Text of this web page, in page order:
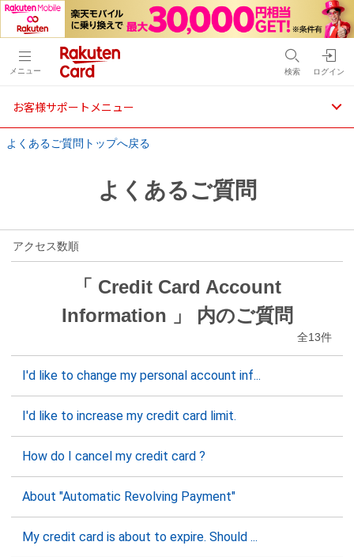
メニュー 検索 ログイン
お客様サポートメニュー
よくあるご質問トップへ戻る
よくあるご質問
アクセス数順
「 Credit Card Account
Information 」 内のご質問
全13件
I'd like to change my personal account inf...
I'd like to increase my credit card limit.
How do I cancel my credit card ?
About "Automatic Revolving Payment"
My credit card is about to expire. Should ...